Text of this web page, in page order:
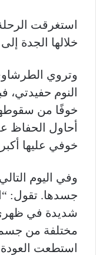
استغرقت
خلالها الجدة
وتروي
النوم
خوفًا من
أحاول الحفاظ
خوفي عليها
وفي اليوم
جسدها. تقول:
شديدة في
مختلفة من
استطعت